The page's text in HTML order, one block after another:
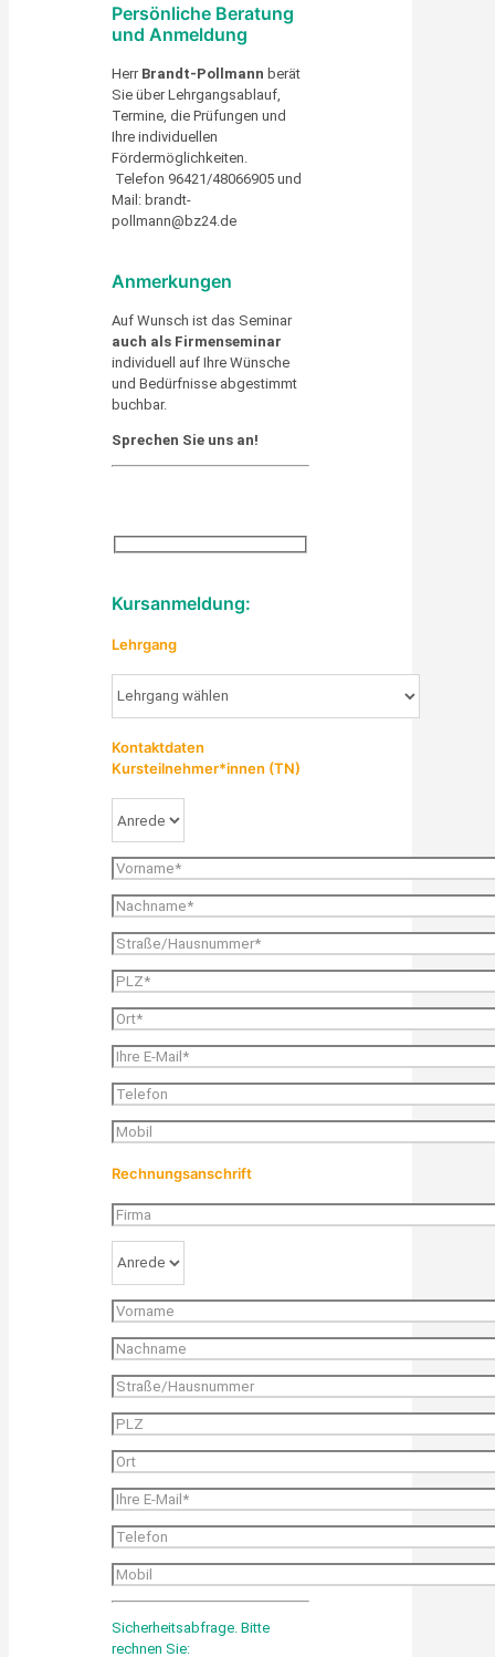
Persönliche Beratung
und Anmeldung
Herr Brandt-Pollmann berät
Sie über Lehrgangsablauf,
Termine, die Prüfungen und
Ihre individuellen
Fördermöglichkeiten.
Telefon 96421/48066905 und
Mail: brandt-
pollmann@bz24.de
Anmerkungen
Auf Wunsch ist das Seminar
auch als Firmenseminar
individuell auf Ihre Wünsche
und Bedürfnisse abgestimmt
buchbar.
Sprechen Sie uns an!
Kursanmeldung:
Lehrgang
Kontaktdaten
Kursteilnehmer*innen (TN)
Rechnungsanschrift
Sicherheitsabfrage. Bitte
rechnen Sie: